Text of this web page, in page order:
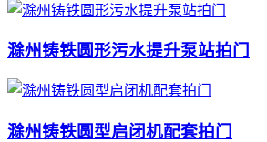
滁州铸铁圆形污水提升泵站拍门
滁州铸铁圆型启闭机配套拍门